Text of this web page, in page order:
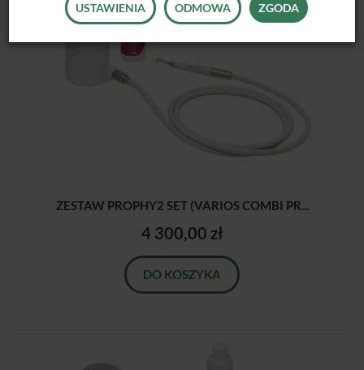
ZESTAW PROPHY2 SET (VARIOS COMBI PR...
4 300,00 zł
DO KOSZYKA
USTAWIENIA ODMOWA ZGODA